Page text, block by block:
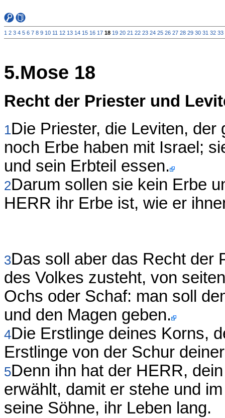
1 2 3 4 5 6 7 8 9 10 11 12 13 14 15 16 17 18 19 20 21 22 23 24 25 26 27 28 29 30 31 32 33
5.Mose 18
Recht der Priester und
1Die Priester, die Leviten, der
noch Erbe haben mit Israel;
und sein Erbteil essen.
2Darum sollen sie kein Erbe
HERR ihr Erbe ist, wie er
3Das soll aber das Recht der
des Volkes zusteht, von
Ochs oder Schaf: man soll
und den Magen geben.
4Die Erstlinge deines Korns,
Erstlinge von der Schur
5Denn ihn hat der HERR,
erwählt, damit er stehe und
seine Söhne, ihr Leben lang.